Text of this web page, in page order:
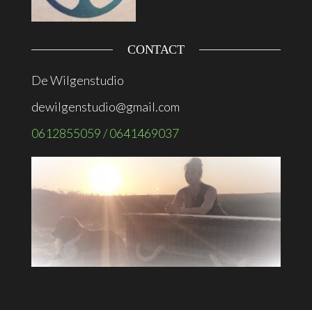
CONTACT
De Wilgenstudio
dewilgenstudio@gmail.com
0612855059 / 0641469037